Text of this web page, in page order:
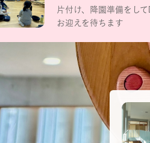
片付け、降園準備をして
お迎えを待ちます